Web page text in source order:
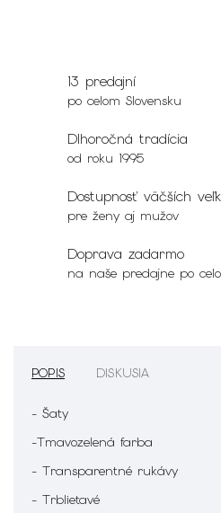
13 predajní
po celom Slovensku
Dlhoročná tradícia
od roku 1995
Dostupnosť väčších
pre ženy aj mužov
Doprava zadarmo
na naše predajne po
POPIS DISKUSIA
- Šaty
-Tmavozelená farba
- Transparentné rukávy
- Trblietavé